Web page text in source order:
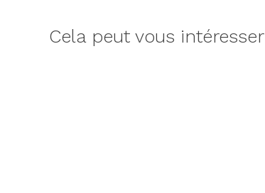
Cela peut vous intéresser